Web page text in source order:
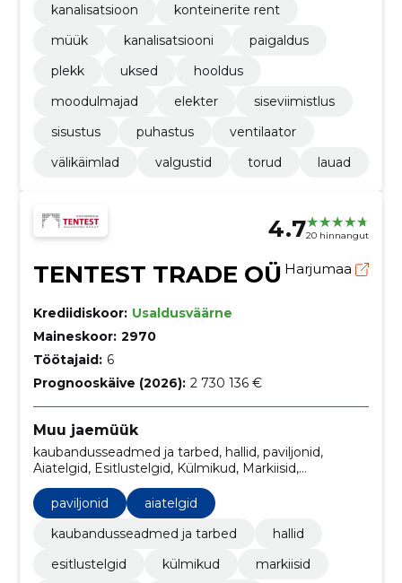
kanalisatsioon
konteinerite rent
müük
kanalisatsiooni
paigaldus
plekk
uksed
hooldus
moodulmajad
elekter
siseviimistlus
sisustus
puhastus
ventilaator
välikäimlad
valgustid torud lauad
4.720 hinnangut
TENTEST TRADE OÜ Harjumaa
Krediidiskoor: Usaldusväärne
Maineskoor: 2970
Töötajaid: 6
Prognooskäive (2026): 2 730 136 €
Muu jaemüük
kaubandusseadmed ja tarbed, hallid, paviljonid,
Aiatelgid, Esitlustelgid, Külmikud, Markiisid,
paviljonid
aiatelgid
kaubandusseadmed ja tarbed
hallid
esitlustelgid
külmikud
markiisid